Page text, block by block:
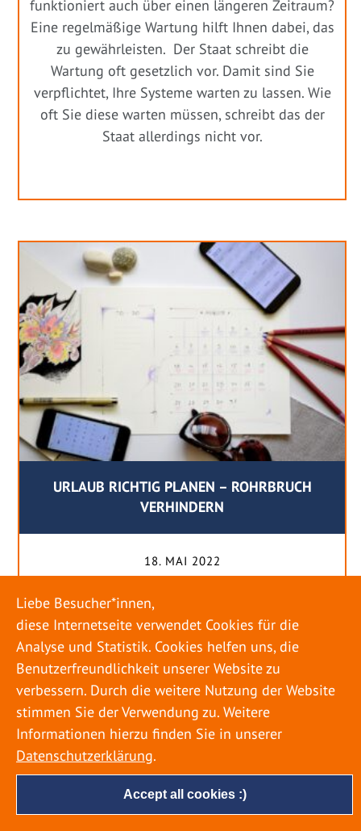
funktioniert auch über einen längeren Zeitraum?
Eine regelmäßige Wartung hilft Ihnen dabei, das
zu gewährleisten. Der Staat schreibt die
Wartung oft gesetzlich vor. Damit sind Sie
verpflichtet, Ihre Systeme warten zu lassen. Wie
oft Sie diese warten müssen, schreibt das der
Staat allerdings nicht vor.
URLAUB RICHTIG PLANEN – ROHRBRUCH
VERHINDERN
18. MAI 2022
genießen ihren Urlaub. Dabei zieht es die Einen
weiter weg, die Anderen bleiben dann doch
lieber in der Heimat. Wenn Sie für eine längere
Zeit wegfahren möchten, gibt es einige Dinge zu
beachten, damit nicht anschließend eine böse
Überraschung auf Sie wartet. Um einen
möglichst entspannten Urlaub zu […]
Accept all cookies :)
Liebe Besucher*innen,
diese Internetseite verwendet Cookies für die
Analyse und Statistik. Cookies helfen uns, die
Benutzerfreundlichkeit unserer Website zu
verbessern. Durch die weitere Nutzung der Website
stimmen Sie der Verwendung zu. Weitere
Informationen hierzu finden Sie in unserer
Datenschutzerklärung.